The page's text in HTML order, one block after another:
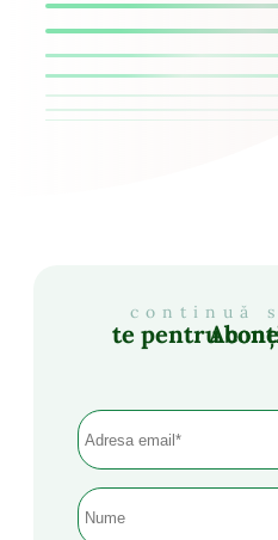
continuă
Abonează-te